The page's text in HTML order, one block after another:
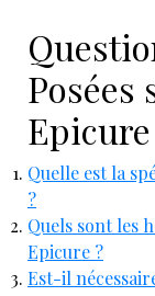
Posées
Epicure
Quelle est la
?
Quels sont les
Epicure ?
Est-il